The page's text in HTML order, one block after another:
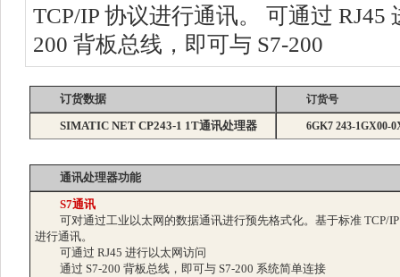
TCP/IP 协议进行通讯。 可通过 RJ45
200 背板总线，即可与 S7-200
订货数据 订货号
SIMATIC NET CP243-1 1T通讯处理器 6GK7 243-1GX00-
通讯处理器功能
S7通讯
可对通过工业以太网的数据通讯进行预先格式化。基于标准 TCP/
进行通讯。
可通过 RJ45 进行以太网访问
通过 S7-200 背板总线，即可与 S7-200 系统简单连接